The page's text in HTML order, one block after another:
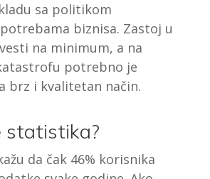
sa politikom
biznisa. Zastoj u
na minimum, a na
potrebno je
brz i kvalitetan način.
statistika?
da čak 46% korisnika